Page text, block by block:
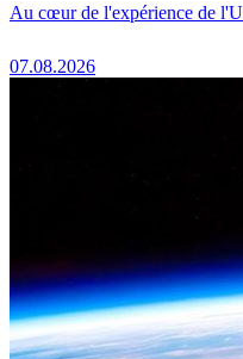
Au cœur de l'expérience de
07.08.2026